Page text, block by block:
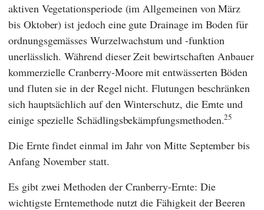
aktiven Vegetationsperiode (im Allgemeinen von März
bis Oktober) ist jedoch eine gute Drainage im Boden für
ordnungsgemässes Wurzelwachstum und -funktion
unerlässlich. Während dieser Zeit bewirtschaften Anbauer
kommerzielle Cranberry-Moore mit entwässerten Böden
und fluten sie in der Regel nicht. Flutungen beschränken
sich hauptsächlich auf den Winterschutz, die Ernte und
einige spezielle Schädlingsbekämpfungsmethoden.25
Die Ernte findet einmal im Jahr von Mitte September bis
Anfang November statt.
Es gibt zwei Methoden der Cranberry-Ernte: Die
wichtigste Erntemethode nutzt die Fähigkeit der Beeren